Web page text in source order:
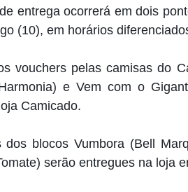
entrega ocorrerá em dois
(10), em horários
vouchers pelas camisas do
e Vem com o
Camicado.
dos blocos Vumbora (Bell
serão entregues na loja